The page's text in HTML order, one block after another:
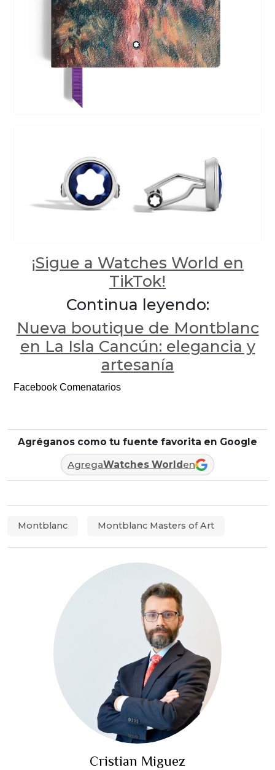
¡Sigue a Watches World en
TikTok!
Continua leyendo:
Nueva boutique de Montblanc
en La Isla Cancún: elegancia y
artesanía
Facebook Comenatarios
Agréganos como tu fuente favorita en Google
AgregaWatches World en
Montblanc Montblanc Masters of Art
Cristian Miguez